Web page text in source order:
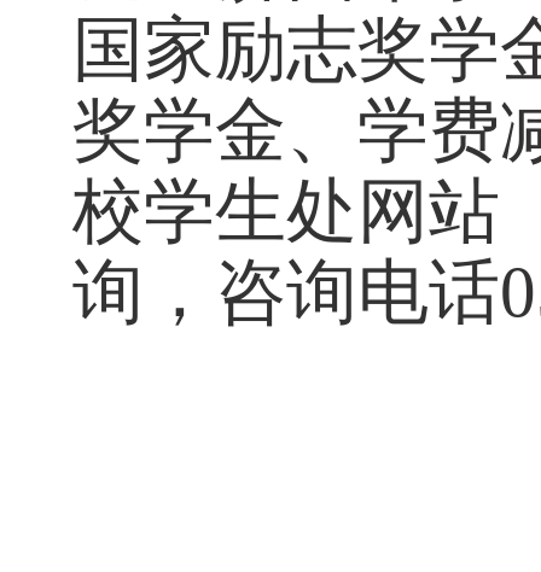
国家励志奖学
奖学金、学费
校学生处网站
询 ，咨询电话